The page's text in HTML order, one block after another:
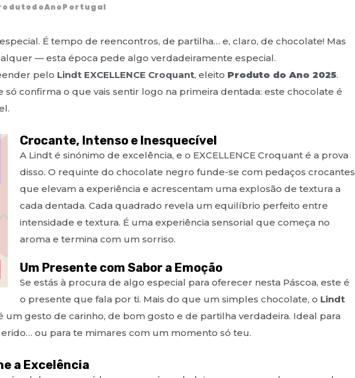
É tempo de reencontros, de partilha… e, claro, de chocolate! Mas
— esta época pede algo verdadeiramente especial.
pelo Lindt EXCELLENCE Croquant, eleito Produto do Ano 2025.
confirma o que vais sentir logo na primeira dentada: este chocolate é
Crocante, Intenso e Inesquecível
A Lindt é sinónimo de excelência, e o EXCELLENCE Croquant é a prova
disso. O requinte do chocolate negro funde-se com pedaços crocantes
que elevam a experiência e acrescentam uma explosão de textura a
cada dentada. Cada quadrado revela um equilíbrio perfeito entre
intensidade e textura. É uma experiência sensorial que começa no
aroma e termina com um sorriso.
Um Presente com Sabor a Emoção
Se estás à procura de algo especial para oferecer nesta Páscoa, este é
o presente que fala por ti. Mais do que um simples chocolate, o Lindt
um gesto de carinho, de bom gosto e de partilha verdadeira. Ideal para
ou para te mimares com um momento só teu.
a Excelência